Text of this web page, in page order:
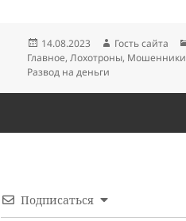
Опубликовано
14.08.2023 Автор
Гость сайта
Главное,Лохотроны, Мошенники
Развод на деньги
Подписаться